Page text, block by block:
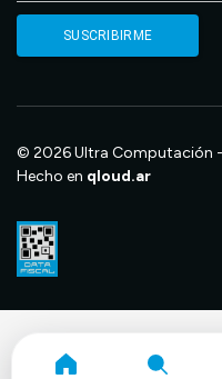
© 2026 Ultra Computación
Hecho en qloud.ar